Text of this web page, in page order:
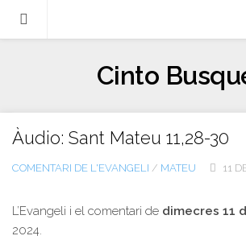
Llibres
Escrits-articles
Notícies
Italiano
Cinto
Àudio: Sant Mateu 11,28-30
COMENTARI DE L'EVANGELI / MATEU 11
L’Evangeli i el comentari de dimecres 11
2024.